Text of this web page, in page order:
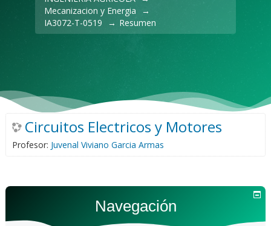
Mecanizacion y Energia
→
IA3072-T-0519
→ Resumen
Circuitos Electricos y Motores
Profesor: Juvenal Viviano Garcia Armas
Navegación